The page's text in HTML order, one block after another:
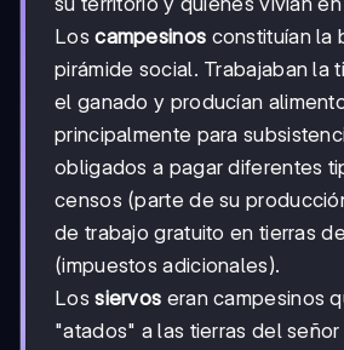
Loscampesinos constituían la
pirámide social. Trabajaban la
el ganado y producían
principalmente para
obligados a pagar diferentes
censos (parte de su
de trabajo gratuito en tierras
(impuestos adicionales).
Lossiervos eran campesinos
"atados" a las tierras del